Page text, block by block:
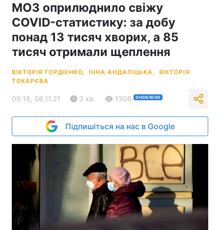
МОЗ оприлюднило свіжу
COVID-статистику: за добу
понад 13 тисяч хворих, а 85
тисяч отримали щеплення
ВІКТОРІЯ ГОРДІЄНКО, ІННА АНДАЛІЦЬКА,
ВІКТОРІЯ
ТОКАРЄВА
09:16, 08.11.21 3 хв. 1306 ОНОВЛЕНО
Підпишіться на нас в Google